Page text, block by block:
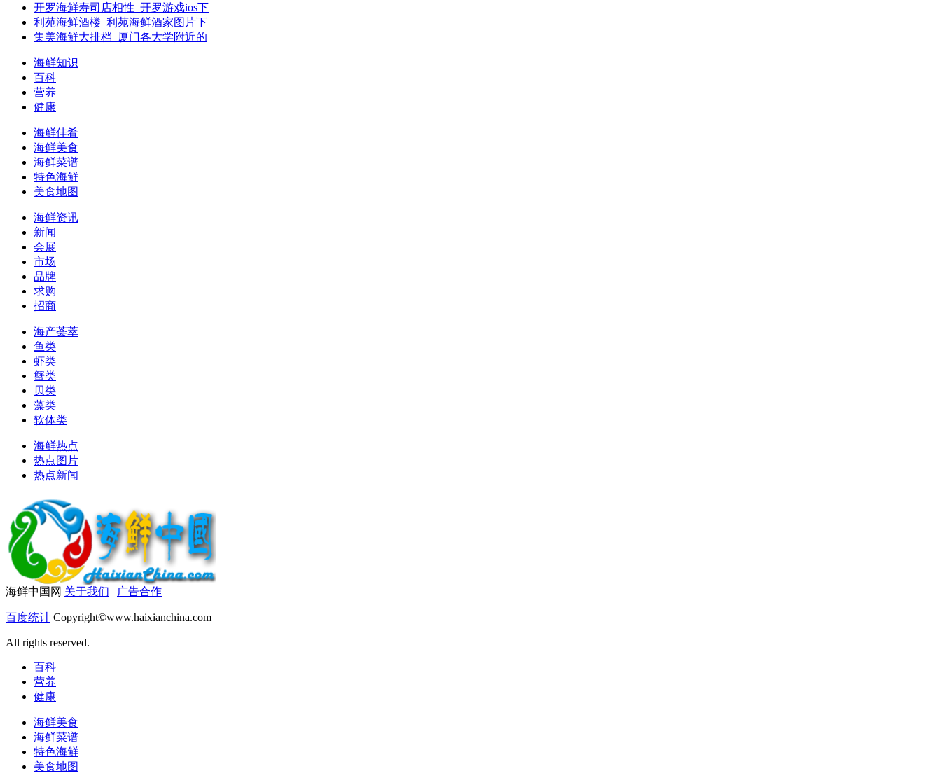
开罗海鲜寿司店相性_开罗游戏ios下
利苑海鲜酒楼_利苑海鲜酒家图片下
集美海鲜大排档_厦门各大学附近的
海鲜知识
百科
营养
健康
海鲜佳肴
海鲜美食
海鲜菜谱
特色海鲜
美食地图
海鲜资讯
新闻
会展
市场
品牌
求购
招商
海产荟萃
鱼类
虾类
蟹类
贝类
藻类
软体类
海鲜热点
热点图片
热点新闻
海鲜中国网 关于我们 | 广告合作
百度统计 Copyright©www.haixianchina.com
All rights reserved.
百科
营养
健康
海鲜美食
海鲜菜谱
特色海鲜
美食地图